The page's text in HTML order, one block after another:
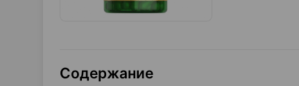
Содержание